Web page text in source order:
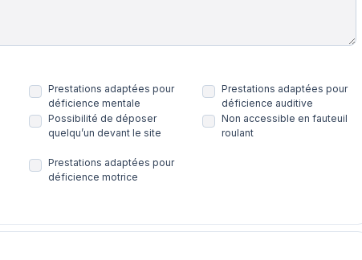
Prestations adaptées pour
déficience mentale
Prestations adaptées pour
déficience auditive
Possibilité de déposer
quelqu’un devant le site
Non accessible en fauteuil
roulant
Prestations adaptées pour
déficience motrice